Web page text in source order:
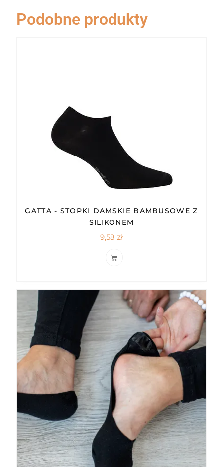
Podobne produkty
GATTA - STOPKI DAMSKIE BAMBUSOWE Z
SILIKONEM
9,58 zł